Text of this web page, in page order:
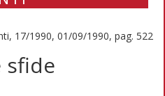
17/1990, 01/09/1990, pag. 522
sfide